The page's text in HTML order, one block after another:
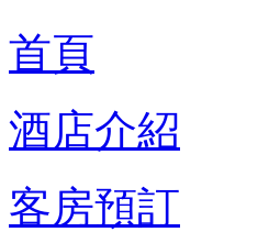
首頁
酒店介紹
客房預訂